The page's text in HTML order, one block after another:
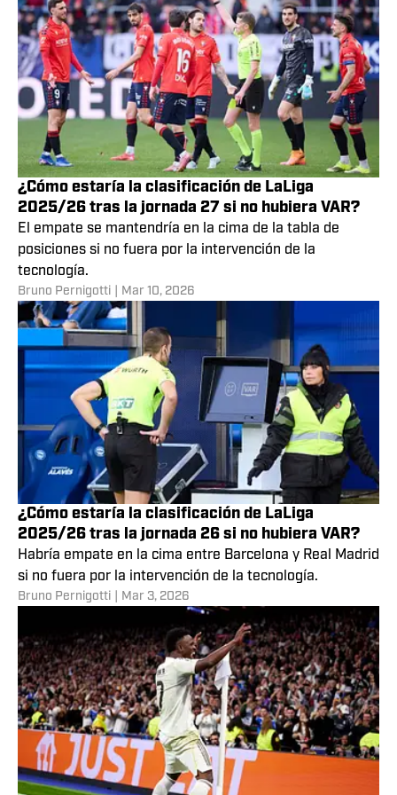
¿Cómo estaría la clasificación de LaLiga
2025/26 tras la jornada 27 si no hubiera VAR?
El empate se mantendría en la cima de la tabla de
posiciones si no fuera por la intervención de la
tecnología.
Bruno Pernigotti Mar 10, 2026
¿Cómo estaría la clasificación de LaLiga
2025/26 tras la jornada 26 si no hubiera VAR?
Habría empate en la cima entre Barcelona y Real Madrid
si no fuera por la intervención de la tecnología.
Bruno Pernigotti Mar 3, 2026